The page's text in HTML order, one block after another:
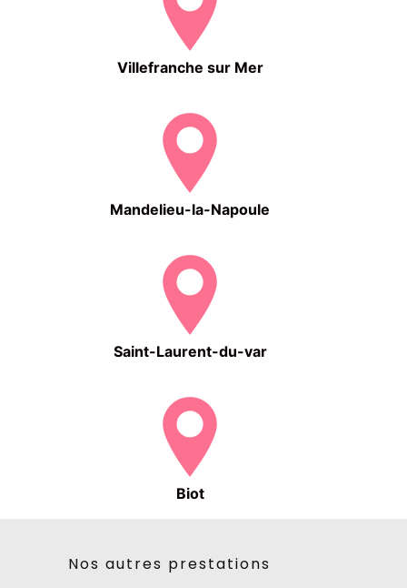
Villefranche sur Mer
Mandelieu-la-Napoule
Saint-Laurent-du-var
Biot
Nos autres prestations